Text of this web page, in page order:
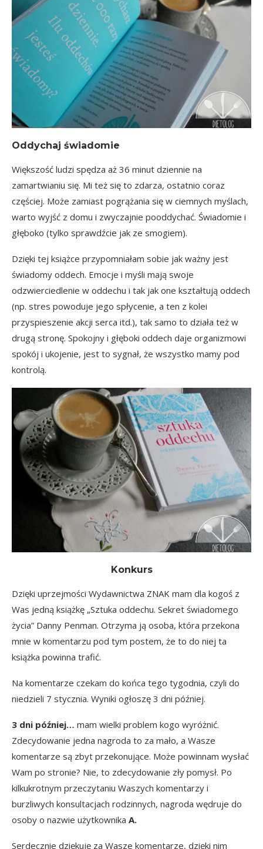
Oddychaj świadomie
Większość ludzi spędza aż 36 minut dziennie na
zamartwianiu się. Mi też się to zdarza, ostatnio coraz
częściej. Może zamiast pogrążania się w ciemnych myślach,
warto wyjść z domu i zwyczajnie pooddychać. Świadomie i
głęboko (tylko sprawdźcie jak ze smogiem).
Dzięki tej książce przypomniałam sobie jak ważny jest
świadomy oddech. Emocje i myśli mają swoje
odzwierciedlenie w oddechu i tak jak one kształtują oddech
(np. stres powoduje jego spłycenie, a ten z kolei
przyspieszenie akcji serca itd.), tak samo to działa też w
drugą stronę. Spokojny i głęboki oddech daje organizmowi
spokój i ukojenie, jest to sygnał, że wszystko mamy pod
kontrolą.
Konkurs
Dzięki uprzejmości Wydawnictwa ZNAK mam dla kogoś z
Was jedną książkę „Sztuka oddechu. Sekret świadomego
życia” Danny Penman. Otrzyma ją osoba, która przekona
mnie w komentarzu pod tym postem, że to do niej ta
książka powinna trafić.
Na komentarze czekam do końca tego tygodnia, czyli do
niedzieli 7 stycznia. Wyniki ogłoszę 3 dni później.
3 dni później… mam wielki problem kogo wyróżnić.
Zdecydowanie jedna nagroda to za mało, a Wasze
komentarze są zbyt przekonujące. Może powinnam wysłać
Wam po stronie? Nie, to zdecydowanie zły pomysł. Po
kilkukrotnym przeczytaniu Waszych komentarzy i
burzliwych konsultacjach rodzinnych, nagroda wędruje do
osoby o nazwie użytkownika A.
Serdecznie dziękuję za Wasze komentarze, dzięki nim